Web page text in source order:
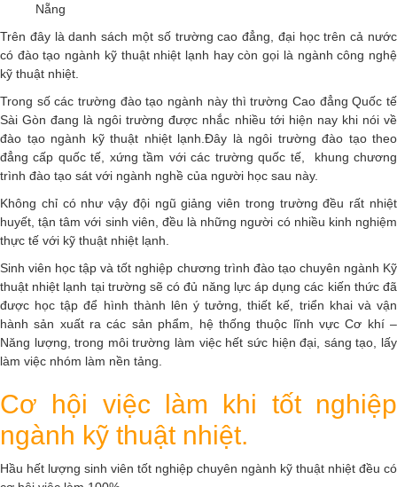
Nẵng
Trên đây là danh sách một số trường cao đẳng, đại học trên cả nước
có đào tạo ngành kỹ thuật nhiệt lạnh hay còn gọi là ngành công nghệ
kỹ thuật nhiệt.
Trong số các trường đào tạo ngành này thì trường Cao đẳng Quốc tế
Sài Gòn đang là ngôi trường được nhắc nhiều tới hiện nay khi nói về
đào tạo ngành kỹ thuật nhiệt lạnh. Đây là ngôi trường đào tạo theo
đẳng cấp quốc tế, xứng tầm với các trường quốc tế, khung chương
trình đào tạo sát với ngành nghề của người học sau này.
Không chỉ có như vậy đội ngũ giảng viên trong trường đều rất nhiệt
huyết, tận tâm với sinh viên, đều là những người có nhiều kinh nghiệm
thực tế với kỹ thuật nhiệt lạnh.
Sinh viên học tập và tốt nghiệp chương trình đào tạo chuyên ngành Kỹ
thuật nhiệt lạnh tại trường sẽ có đủ năng lực áp dụng các kiến thức đã
được học tập để hình thành lên ý tưởng, thiết kế, triển khai và vận
hành sản xuất ra các sản phẩm, hệ thống thuộc lĩnh vực Cơ khí –
Năng lượng, trong môi trường làm việc hết sức hiện đại, sáng tạo, lấy
làm việc nhóm làm nền tảng.
Cơ hội việc làm khi tốt nghiệp
ngành kỹ thuật nhiệt.
Hầu hết lượng sinh viên tốt nghiệp chuyên ngành kỹ thuật nhiệt đều có